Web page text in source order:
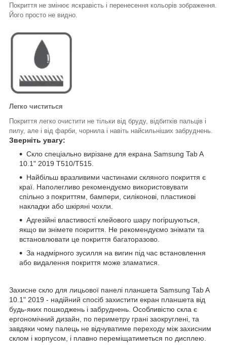
Покриття не змінює яскравість і перенесення кольорів зображення.
Його просто не видно.
Легко чиститься
Покриття легко очистити не тільки від бруду, відбитків пальців і
пилу, але і від фарби, чорнила і навіть найсильніших забруднень.
Зверніть увагу:
Скло спеціально вирізане для екрана Samsung Tab A
10.1" 2019 T510/T515.
Найбільш вразливими частинами скляного покриття є
краї. Наполегливо рекомендуємо використовувати
спільно з покриттям, бампери, силіконові, пластикові
накладки або шкіряні чохли.
Адгезійні властивості клейового шару погіршуються,
якщо ви знімете покриття. Не рекомендуємо знімати та
встановлювати це покриття багаторазово.
За надмірного зусилля на вигин під час встановлення
або видалення покриття може зламатися.
Захисне скло для лицьової панелі планшета Samsung Tab A
10.1" 2019 - надійний спосіб захистити екран планшета від
будь-яких пошкоджень і забруднень. Особливістю скла є
ергономічний дизайн, по периметру грані заокруглені, та
завдяки чому палець не відчуватиме переходу між захисним
склом і корпусом, і плавно переміщатиметься по дисплею.